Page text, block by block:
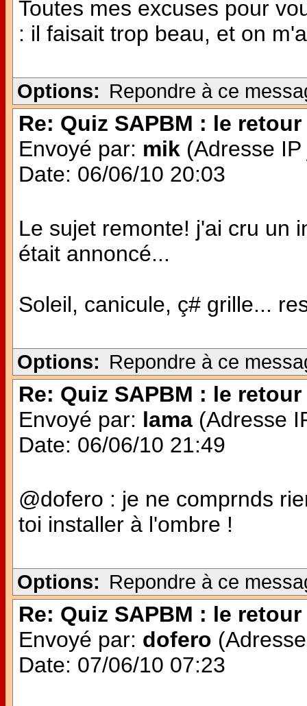
Toutes mes excuses pour
: il faisait trop beau, et on
Options: Repondre à ce
Re: Quiz SAPBM : le retour
Envoyé par: mik (Adresse
Date: 06/06/10 20:03
Le sujet remonte! j'ai cru un
était annoncé...
Soleil, canicule, ç# grille...
Options: Repondre à ce
Re: Quiz SAPBM : le retour
Envoyé par: lama (Adresse
Date: 06/06/10 21:49
@dofero : je ne comprnds
toi installer à l'ombre !
Options: Repondre à ce
Re: Quiz SAPBM : le retour
Envoyé par: dofero
Date: 07/06/10 07:23